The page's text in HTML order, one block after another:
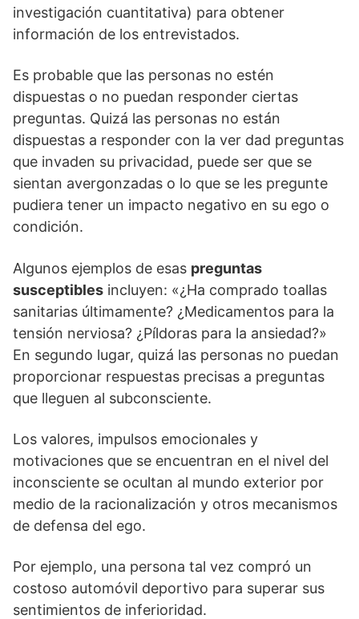
investigación cuantitativa) para obtener
información de los entrevistados.
Es probable que las personas no estén
dispuestas o no puedan responder ciertas
preguntas. Quizá las personas no están
dispuestas a responder con la ver dad preguntas
que invaden su privacidad, puede ser que se
sientan avergonzadas o lo que se les pregunte
pudiera tener un impacto negativo en su ego o
condición.
Algunos ejemplos de esas preguntas
susceptibles incluyen: «¿Ha comprado toallas
sanitarias últimamente? ¿Medicamentos para la
tensión nerviosa? ¿Píldoras para la ansiedad?»
En segundo lugar, quizá las personas no puedan
proporcionar respuestas precisas a preguntas
que lleguen al subconsciente.
Los valores, impulsos emocionales y
motivaciones que se encuentran en el nivel del
inconsciente se ocultan al mundo exterior por
medio de la racionalización y otros mecanismos
de defensa del ego.
Por ejemplo, una persona tal vez compró un
costoso automóvil deportivo para superar sus
sentimientos de inferioridad.